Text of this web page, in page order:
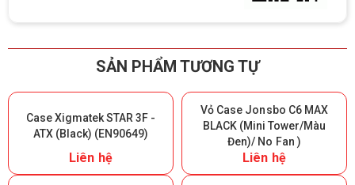
SẢN PHẨM TƯƠNG TỰ
Case Xigmatek STAR 3F -
ATX (Black) (EN90649)
Liên hệ
Vỏ Case Jonsbo C6 MAX
BLACK (Mini Tower/Màu
Đen)/ No Fan )
Liên hệ